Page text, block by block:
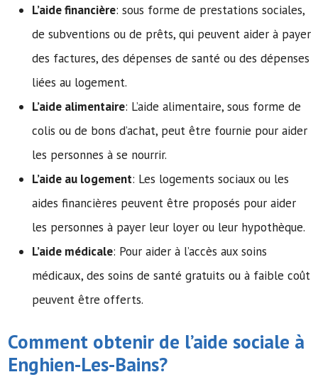
L’aide financière: sous forme de prestations sociales,
de subventions ou de prêts, qui peuvent aider à payer
des factures, des dépenses de santé ou des dépenses
liées au logement.
L’aide alimentaire: L’aide alimentaire, sous forme de
colis ou de bons d’achat, peut être fournie pour aider
les personnes à se nourrir.
L’aide au logement: Les logements sociaux ou les
aides financières peuvent être proposés pour aider
les personnes à payer leur loyer ou leur hypothèque.
L’aide médicale: Pour aider à l’accès aux soins
médicaux, des soins de santé gratuits ou à faible coût
peuvent être offerts.
Comment obtenir de l’aide sociale à
Enghien-Les-Bains?